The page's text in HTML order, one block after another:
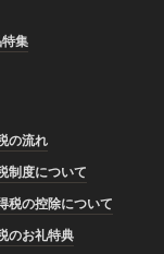
集
の流れ
制度について
税の控除について
のお礼特典